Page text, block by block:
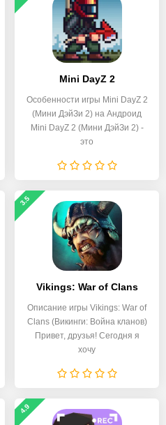
Mini DayZ 2
Особенности игры Mini DayZ 2
(Мини ДэйЗи 2) на Андроид
Mini DayZ 2 (Мини ДэйЗи 2) -
это
3.5
Vikings: War of Clans
Описание игры Vikings: War of
Clans (Викинги: Война кланов)
Привет, друзья! Сегодня я
хочу
4.9